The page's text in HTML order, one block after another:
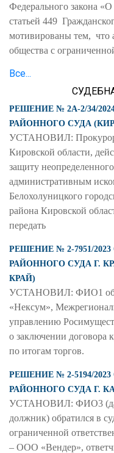
Федерального закона «О
статьей 449
мотивированы тем,
общества с
Все...
РЕШЕНИЕ № 2А-2/34/
РАЙОННОГО СУДА
УСТАНОВИЛ: Прокурор
Кировской области,
защиту
административным
Белохолуницкого
района Кировской
передать
РЕШЕНИЕ № 2-7951/
РАЙОННОГО СУДА Г.
КРАЙ)
УСТАНОВИЛ: ФИО1
«Нексум»,
управлению
о заключении договора
по итогам торгов.
РЕШЕНИЕ № 2-5194/
РАЙОННОГО СУДА Г.
УСТАНОВИЛ: ФИО3
должник) обратился в
ограниченной
– ООО «Вендер»,